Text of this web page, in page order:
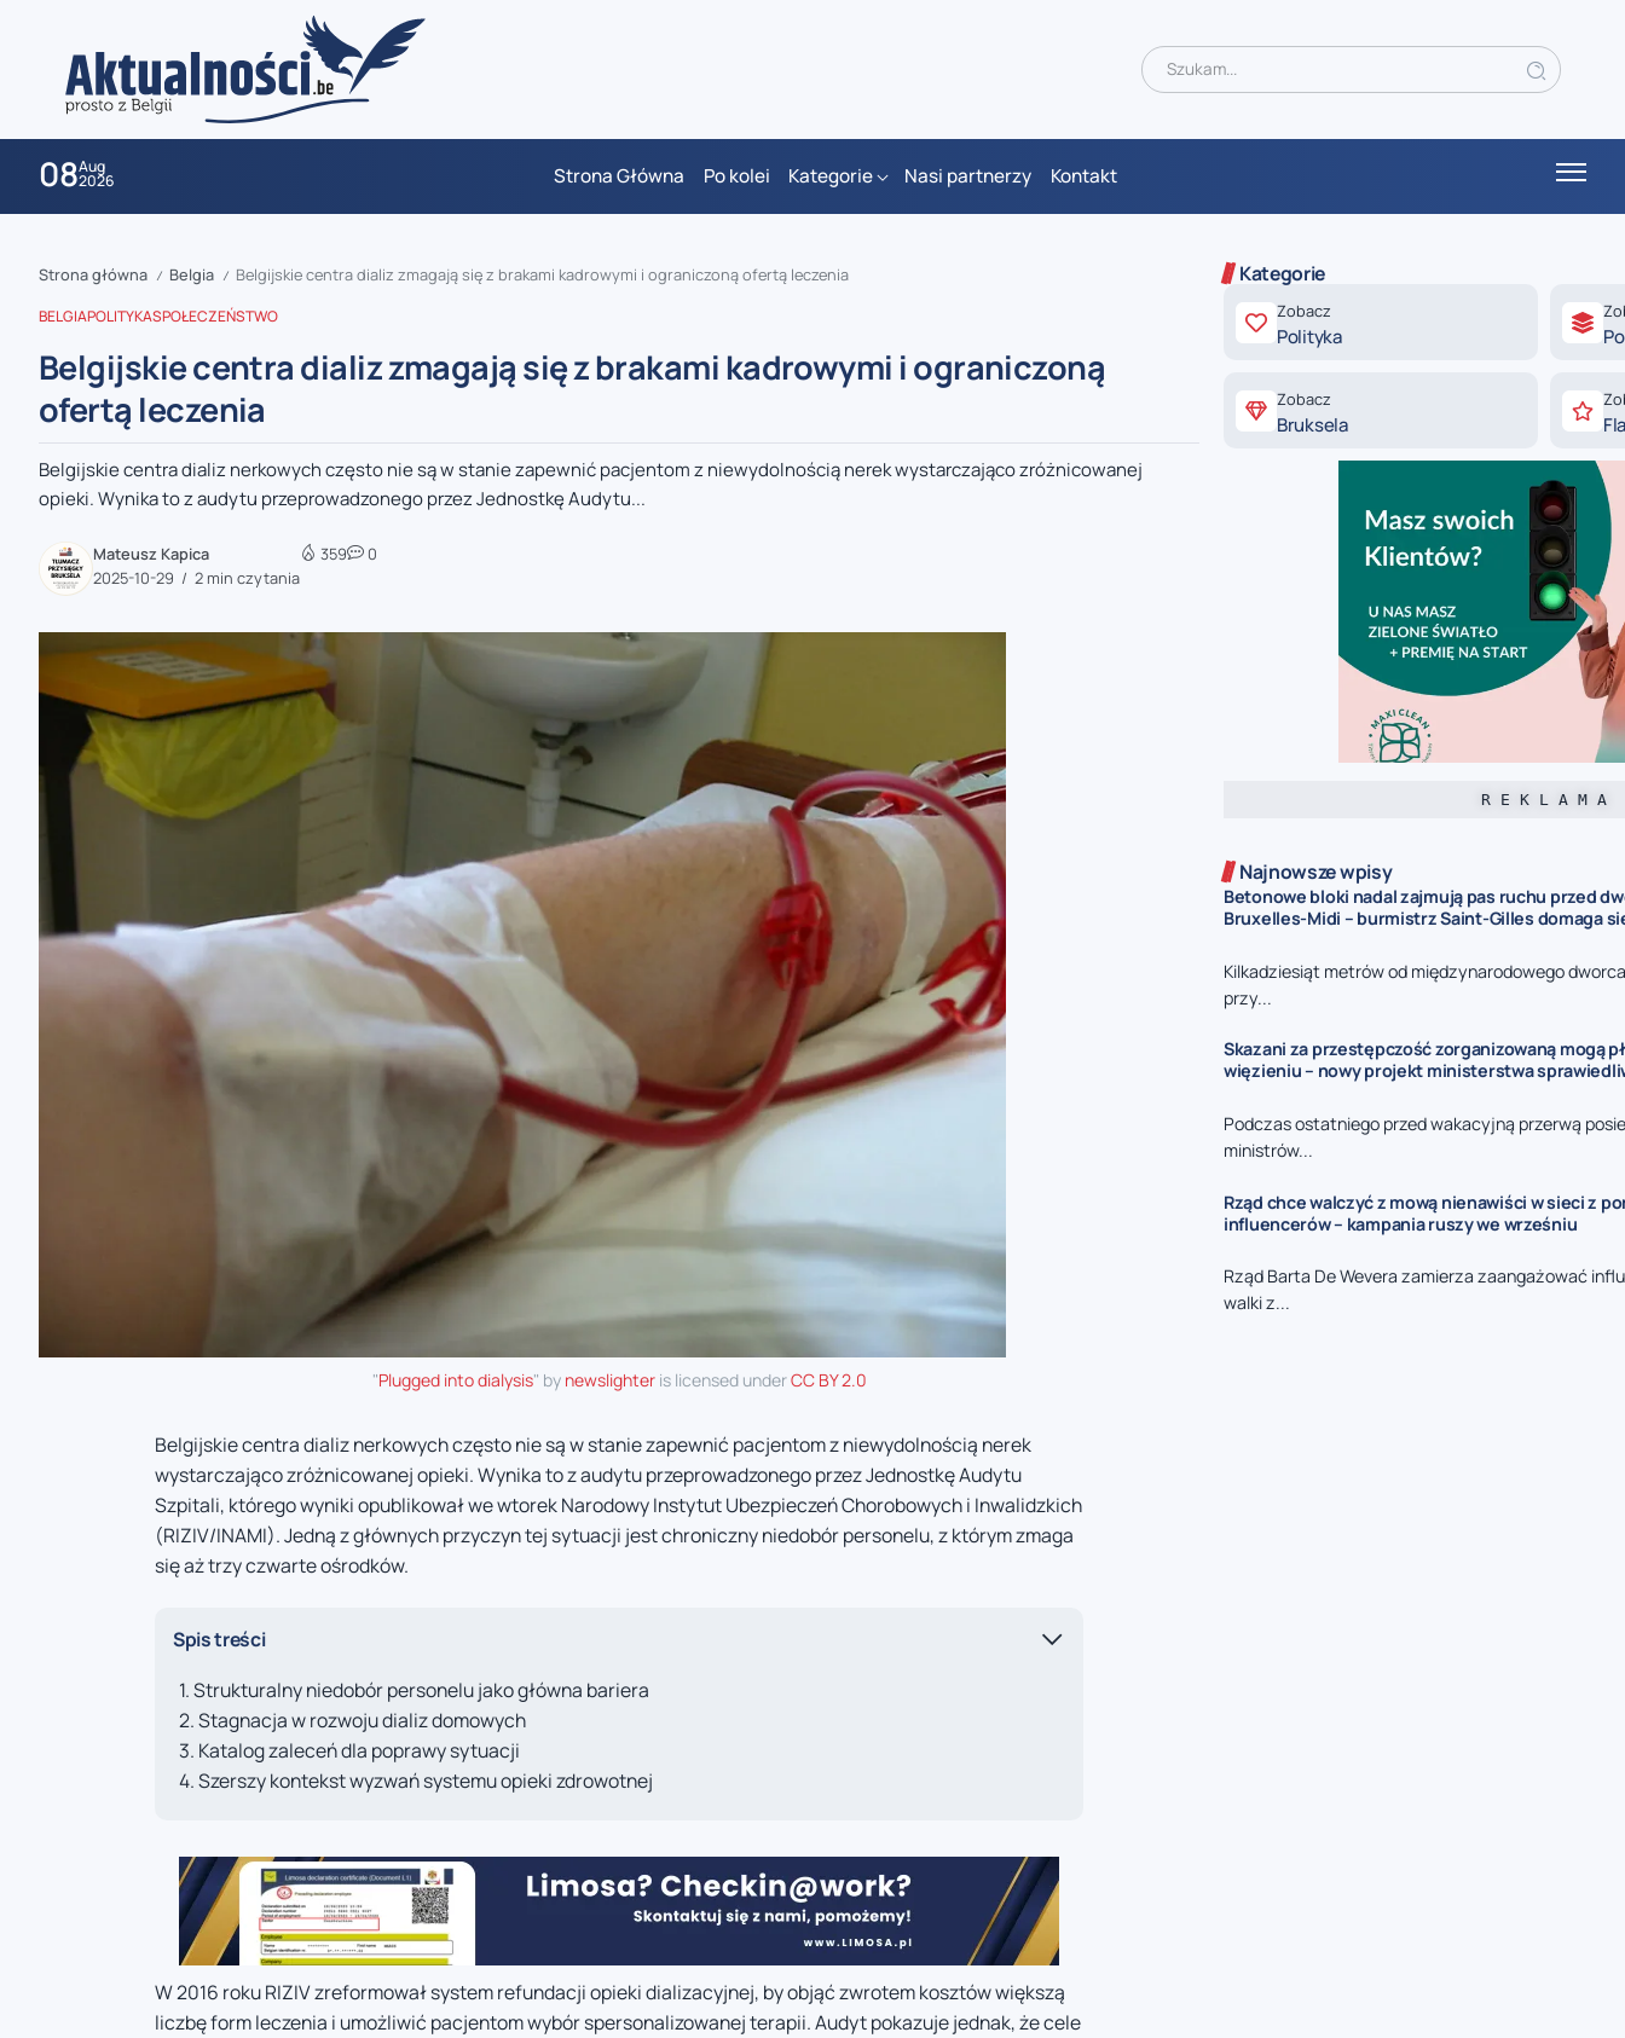
08Aug
2026 Strona Główna Po kolei Kategorie Nasi partnerzy Kontakt
zaobserwuj nas
zaobserwuj nas
zaobserwuj nas
zaobserwuj nas
zaobserwuj nas
Strona główna / Belgia / Belgijskie centra dializ zmagają się z brakami kadrowymi i ograniczoną ofertą leczenia
BELGIAPOLITYKASPOŁECZEŃSTWO
Belgijskie centra dializ zmagają się z brakami kadrowymi i ograniczoną
ofertą leczenia
Belgijskie centra dializ nerkowych często nie są w stanie zapewnić pacjentom z niewydolnością nerek wystarczająco zróżnicowanej
opieki. Wynika to z audytu przeprowadzonego przez Jednostkę Audytu...
Mateusz Kapica
2025-10-29
2 min czytania
359 0
"Plugged into dialysis" by newslighteris licensed underCC BY 2.0
Belgijskie centra dializ nerkowych często nie są w stanie zapewnić pacjentom z niewydolnością nerek
wystarczająco zróżnicowanej opieki. Wynika to z audytu przeprowadzonego przez Jednostkę Audytu
Szpitali, którego wyniki opublikował we wtorek Narodowy Instytut Ubezpieczeń Chorobowych i Inwalidzkich
(RIZIV/INAMI). Jedną z głównych przyczyn tej sytuacji jest chroniczny niedobór personelu, z którym zmaga
się aż trzy czwarte ośrodków.
Spis treści
Strukturalny niedobór personelu jako główna bariera
Stagnacja w rozwoju dializ domowych
Katalog zaleceń dla poprawy sytuacji
Szerszy kontekst wyzwań systemu opieki zdrowotnej
W 2016 roku RIZIV zreformował system refundacji opieki dializacyjnej, by objąć zwrotem kosztów większą
liczbę form leczenia i umożliwić pacjentom wybór spersonalizowanej terapii. Audyt pokazuje jednak, że cele
Kategorie
Zobacz
Polityka
Zobacz
Bruksela
R E K L A M A
Najnowsze wpisy
Betonowe bloki nadal zajmują pas ruchu przed
Bruxelles-Midi – burmistrz Saint-Gilles domaga
Kilkadziesiąt metrów od międzynarodowego
przy...
Skazani za przestępczość zorganizowaną mogą
więzieniu – nowy projekt ministerstwa
Podczas ostatniego przed wakacyjną przerwą
ministrów...
Rząd chce walczyć z mową nienawiści w sieci z
influencerów – kampania ruszy we wrześniu
Rząd Barta De Wevera zamierza zaangażować
walki z...